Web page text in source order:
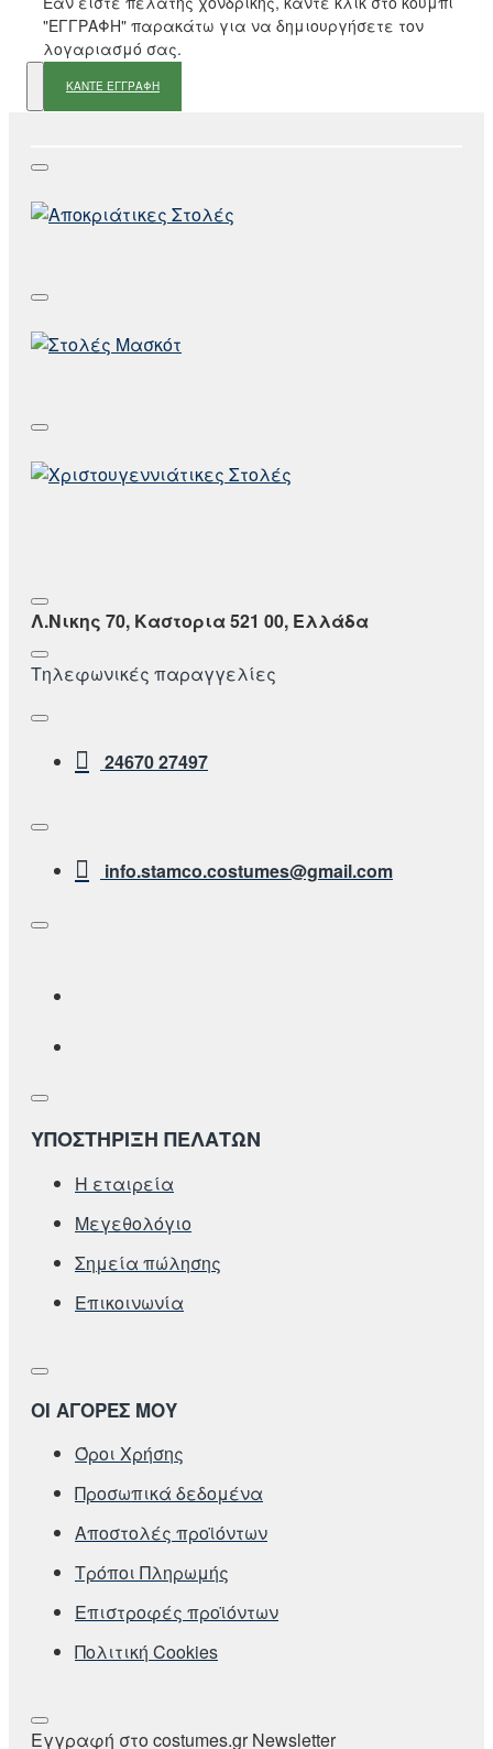
"ΕΓΓΡΑΦΗ" παρακάτω για να δημιουργήσετε τον
λογαριασμό σας.
ΚΑΝΤΕ ΕΓΓΡΑΦΗ
Λ.Νικης 70, Καστορια 521 00, Ελλάδα
Τηλεφωνικές παραγγελίες
24670 27497
info.stamco.costumes@gmail.com
ΥΠΟΣΤΗΡΙΞΗ ΠΕΛΑΤΩΝ
Η εταιρεία
Μεγεθολόγιο
Σημεία πώλησης
Επικοινωνία
ΟΙ ΑΓΟΡΕΣ ΜΟΥ
Όροι Χρήσης
Προσωπικά δεδομένα
Αποστολές προϊόντων
Τρόποι Πληρωμής
Επιστροφές προϊόντων
Πολιτική Cookies
Εγγραφή στο costumes.gr Newsletter